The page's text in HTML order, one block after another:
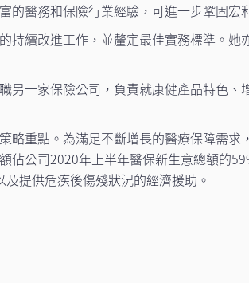
醫務和保險行業經驗，可進一步鞏固宏
續改進工作，並釐定最佳實務標準。
一家保險公司，負責就康健產品特色
重點。為滿足不斷增長的醫療保障需
公司2020年上半年醫保新生意總額的
提供危疾後傷殘狀況的經濟援助。